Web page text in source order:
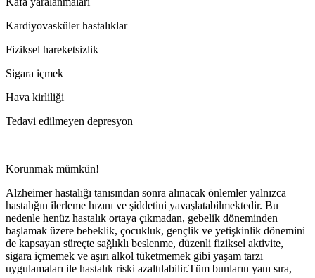
Kardiyovasküler hastalıklar
Fiziksel hareketsizlik
Sigara içmek
Hava kirliliği
Tedavi edilmeyen depresyon
Korunmak mümkün!
Alzheimer hastalığı tanısından sonra alınacak önlemler yalnızca
hastalığın ilerleme hızını ve şiddetini yavaşlatabilmektedir. Bu
nedenle henüz hastalık ortaya çıkmadan, gebelik döneminden
başlamak üzere bebeklik, çocukluk, gençlik ve yetişkinlik dönemini
de kapsayan süreçte sağlıklı beslenme, düzenli fiziksel aktivite,
sigara içmemek ve aşırı alkol tüketmemek gibi yaşam tarzı
uygulamaları ile hastalık riski azaltılabilir.Tüm bunların yanı sıra,